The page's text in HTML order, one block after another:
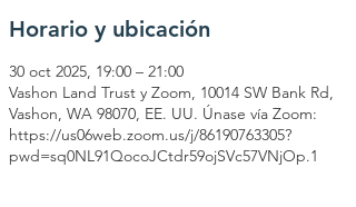
Horario y ubicación
30 oct 2025, 19:00 – 21:00
Vashon Land Trust y Zoom, 10014 SW Bank Rd,
Vashon, WA 98070, EE. UU. Únase vía Zoom:
https://us06web.zoom.us/j/86190763305?
pwd=sq0NL91QocoJCtdr59ojSVc57VNjOp.1